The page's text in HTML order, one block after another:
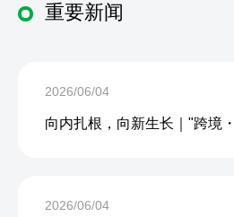
重要新闻
2026/06/04
2026/06/04